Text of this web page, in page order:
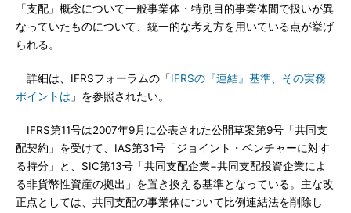
「支配」概念について一般事業体・特別目的事業体間で扱いが異
なっていたものについて、統一的な考え方を用いている点が挙げ
られる。
詳細は、IFRSフォーラムの「IFRSの『連結』基準、その実務
ポイントは 」を参照されたい。
IFRS第11号は2007年9月に公表された公開草案第9号「共同支
配契約」を受けて、IAS第31号「ジョイント・ベンチャーに対す
る持分」と、SIC第13号「共同支配企業−共同支配投資企業によ
る非貨幣性資産の拠出」を置き換える基準となっている。主な改
正点としては、共同支配の事業体について比例連結法を削除し